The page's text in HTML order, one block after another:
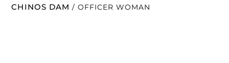
CHINOS DAM / OFFICER WOMAN